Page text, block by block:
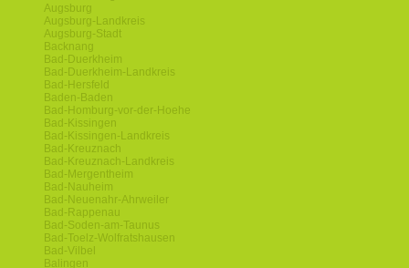
Augsburg
Augsburg-Landkreis
Augsburg-Stadt
Backnang
Bad-Duerkheim
Bad-Duerkheim-Landkreis
Bad-Hersfeld
Baden-Baden
Bad-Homburg-vor-der-Hoehe
Bad-Kissingen
Bad-Kissingen-Landkreis
Bad-Kreuznach
Bad-Kreuznach-Landkreis
Bad-Mergentheim
Bad-Nauheim
Bad-Neuenahr-Ahrweiler
Bad-Rappenau
Bad-Soden-am-Taunus
Bad-Toelz-Wolfratshausen
Bad-Vilbel
Balingen